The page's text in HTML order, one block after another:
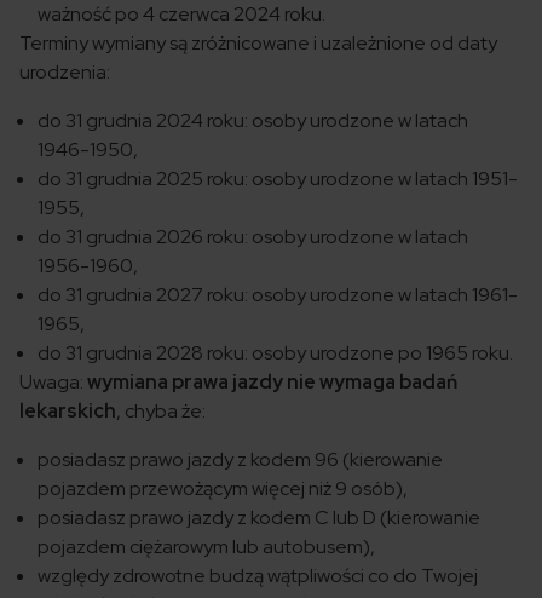
ważność po 4 czerwca 2024 roku.
Terminy wymiany są zróżnicowane i uzależnione od daty
urodzenia:
do 31 grudnia 2024 roku: osoby urodzone w latach
1946-1950,
do 31 grudnia 2025 roku: osoby urodzone w latach 1951-
1955,
do 31 grudnia 2026 roku: osoby urodzone w latach
1956-1960,
do 31 grudnia 2027 roku: osoby urodzone w latach 1961-
1965,
do 31 grudnia 2028 roku: osoby urodzone po 1965 roku.
Uwaga:wymiana prawa jazdy nie wymaga badań
lekarskich, chyba że:
posiadasz prawo jazdy z kodem 96 (kierowanie
pojazdem przewożącym więcej niż 9 osób),
posiadasz prawo jazdy z kodem C lub D (kierowanie
pojazdem ciężarowym lub autobusem),
względy zdrowotne budzą wątpliwości co do Twojej